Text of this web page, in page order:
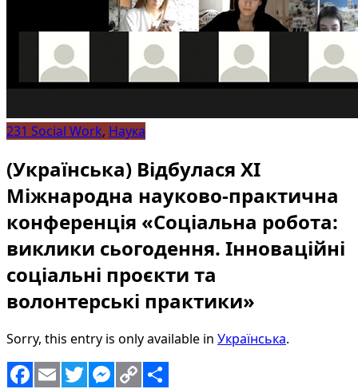
231 Social Work, Наука
(Українська) Відбулася ХІ
Міжнародна науково-практична
конференція «Соціальна робота:
виклики сьогодення. Інноваційні
соціальні проєкти та
волонтерські практики»
Sorry, this entry is only available in Українська.